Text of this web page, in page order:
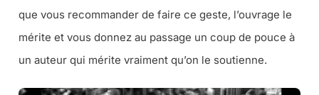
que vous recommander de faire ce geste, l’ouvrage le
mérite et vous donnez au passage un coup de pouce à
un auteur qui mérite vraiment qu’on le soutienne.